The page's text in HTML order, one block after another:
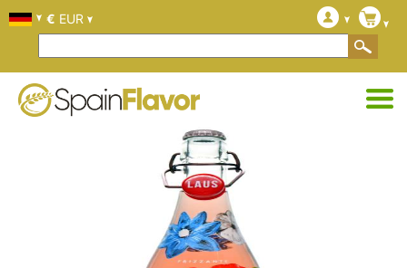
€ EUR